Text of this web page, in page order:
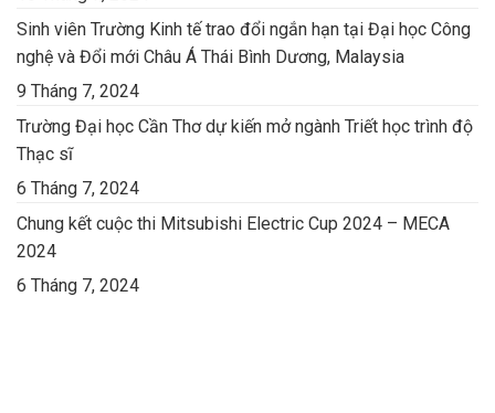
Sinh viên Trường Kinh tế trao đổi ngắn hạn tại Đại học Công
nghệ và Đổi mới Châu Á Thái Bình Dương, Malaysia
9 Tháng 7, 2024
Trường Đại học Cần Thơ dự kiến mở ngành Triết học trình độ
Thạc sĩ
6 Tháng 7, 2024
Chung kết cuộc thi Mitsubishi Electric Cup 2024 – MECA
2024
6 Tháng 7, 2024